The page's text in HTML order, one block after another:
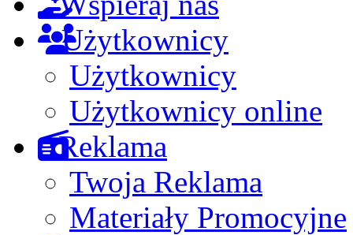
Użytkownicy
Użytkownicy
Użytkownicy online
Reklama
Twoja Reklama
Materiały Promocyjne